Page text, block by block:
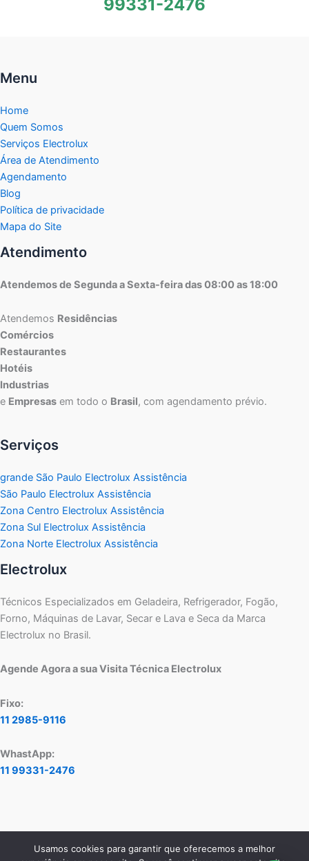
99331-2476
Menu
Home
Quem Somos
Serviços Electrolux
Área de Atendimento
Agendamento
Blog
Política de privacidade
Mapa do Site
Atendimento
Atendemos de Segunda a Sexta-feira das 08:00 as 18:00
Atendemos Residências
Comércios
Restaurantes
Hotéis
Industrias
e Empresas em todo o Brasil, com agendamento prévio.
Serviços
grande São Paulo Electrolux Assistência
São Paulo Electrolux Assistência
Zona Centro Electrolux Assistência
Zona Sul Electrolux Assistência
Zona Norte Electrolux Assistência
Electrolux
Técnicos Especializados em Geladeira, Refrigerador, Fogão,
Forno, Máquinas de Lavar, Secar e Lava e Seca da Marca
Electrolux no Brasil.
Agende Agora a sua Visita Técnica Electrolux
Fixo:
11 2985-9116
WhastApp:
11 99331-2476
Copyright © 2026 Assistência Técnica Electrolux - Central de
Usamos cookies para garantir que oferecemos a melhor